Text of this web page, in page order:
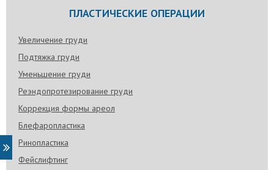
ПЛАСТИЧЕСКИЕ ОПЕРАЦИИ
Увеличение груди
Подтяжка груди
Уменьшение груди
Реэндопротезирование груди
Коррекция формы ареол
Блефаропластика
Ринопластика
Фейслифтинг